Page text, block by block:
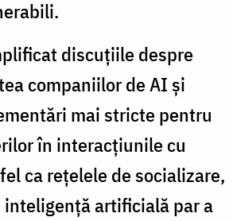
discuțiile despre
companiilor de AI și
mai stricte pentru
în interacțiunile cu
ca rețelele de socializare,
artificială par a